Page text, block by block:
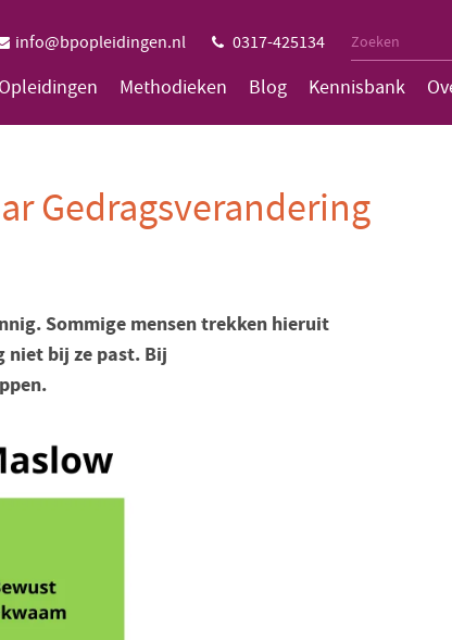
info@bpopleidingen.nl 0317-425134
Opleidingen Methodieken Blog Kennisbank
Gedragsverandering
Sommige mensen trekken hieruit
niet bij ze past. Bij